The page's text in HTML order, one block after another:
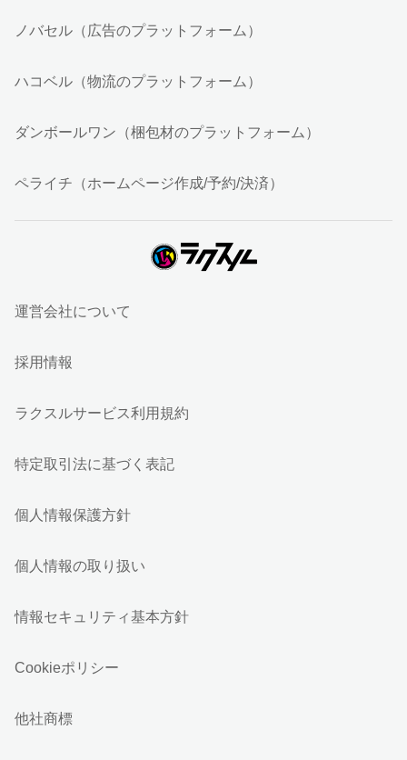
ノバセル（広告のプラットフォーム）
ハコベル（物流のプラットフォーム）
ダンボールワン（梱包材のプラットフォーム）
ペライチ（ホームページ作成/予約/決済）
運営会社について
採用情報
ラクスルサービス利用規約
特定取引法に基づく表記
個人情報保護方針
個人情報の取り扱い
情報セキュリティ基本方針
Cookieポリシー
他社商標